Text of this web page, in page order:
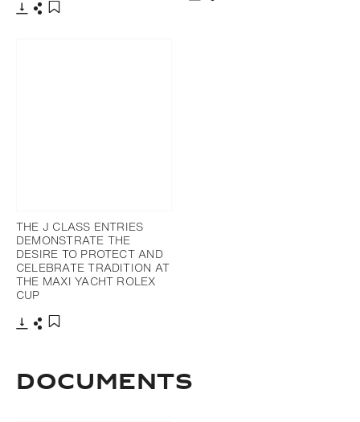
THE J CLASS ENTRIES
DEMONSTRATE THE
DESIRE TO PROTECT AND
CELEBRATE TRADITION AT
THE MAXI YACHT ROLEX
CUP
Documents